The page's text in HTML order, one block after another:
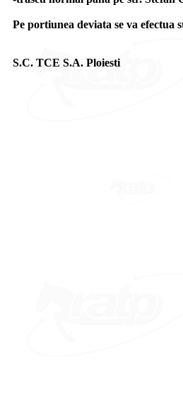
Pe portiunea deviata se va efectua
S.C. TCE S.A. Ploiesti